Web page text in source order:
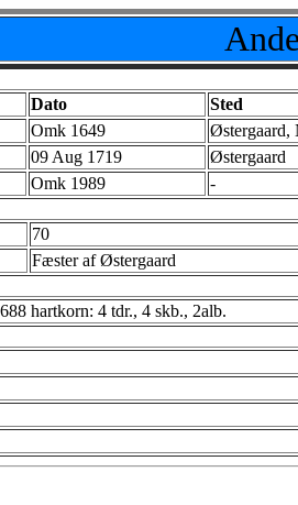
Dato
Sted
Omk 1649
Østergaard,
09 Aug 1719
Østergaard
Omk 1989 -
70
Fæster af Østergaard
hartkorn: 4 tdr., 4 skb., 2alb.